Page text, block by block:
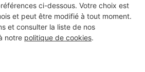
ci-dessous. Votre choix est
et peut être modifié à tout moment.
et consulter la liste de nos
notre politique de cookies.